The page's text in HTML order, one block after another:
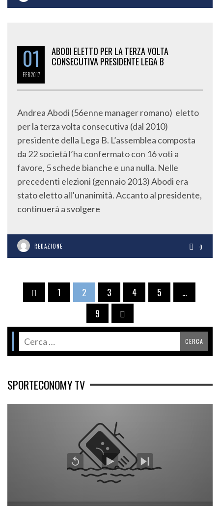
01
FEB2017
ABODI ELETTO PER LA TERZA VOLTA
CONSECUTIVA PRESIDENTE LEGA B
Andrea Abodi (56enne manager romano) eletto
per la terza volta consecutiva (dal 2010)
presidente della Lega B. L’assemblea composta
da 22 società l’ha confermato con 16 voti a
favore, 5 schede bianche e una nulla. Nelle
precedenti elezioni (gennaio 2013) Abodi era
stato eletto all’unanimità. Accanto al presidente,
continuerà a svolgere
REDAZIONE 0
1 2 3 4 5
…
9
SPORTECONOMY TV